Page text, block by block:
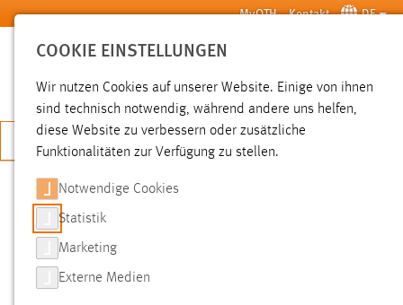
Zum Hauptinhalt springen MyOTH Kontakt DE
SUCHE
JETZT BEWERBEN
SUCHE
FILTER
COOKIE EINSTELLUNGEN
Wir nutzen Cookies auf unserer Website. Einige von ihnen
sind technisch notwendig, während andere uns helfen,
diese Website zu verbessern oder zusätzliche
Funktionalitäten zur Verfügung zu stellen.
Notwendige Cookies
Statistik
Marketing
Externe Medien